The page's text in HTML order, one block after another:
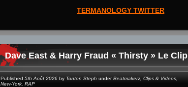
TERMANOLOGY TWITTER
Dave East & Harry Fraud « Thirsty » Le Clip
Published 5th Août 2026 by Tonton Steph underBeatmakerz Clips & Videos
New-York RAP